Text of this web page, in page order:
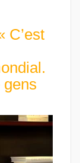
C’est
gens